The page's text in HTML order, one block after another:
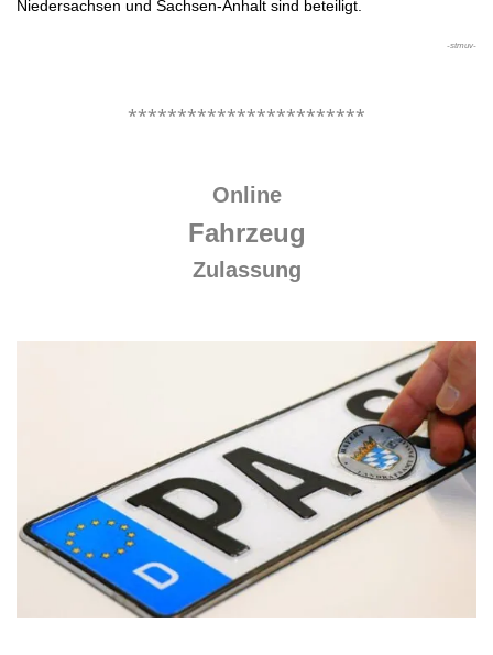
Niedersachsen und Sachsen-Anhalt sind beteiligt.
-stmuv-
************************
Online
Fahrzeug
Zulassung